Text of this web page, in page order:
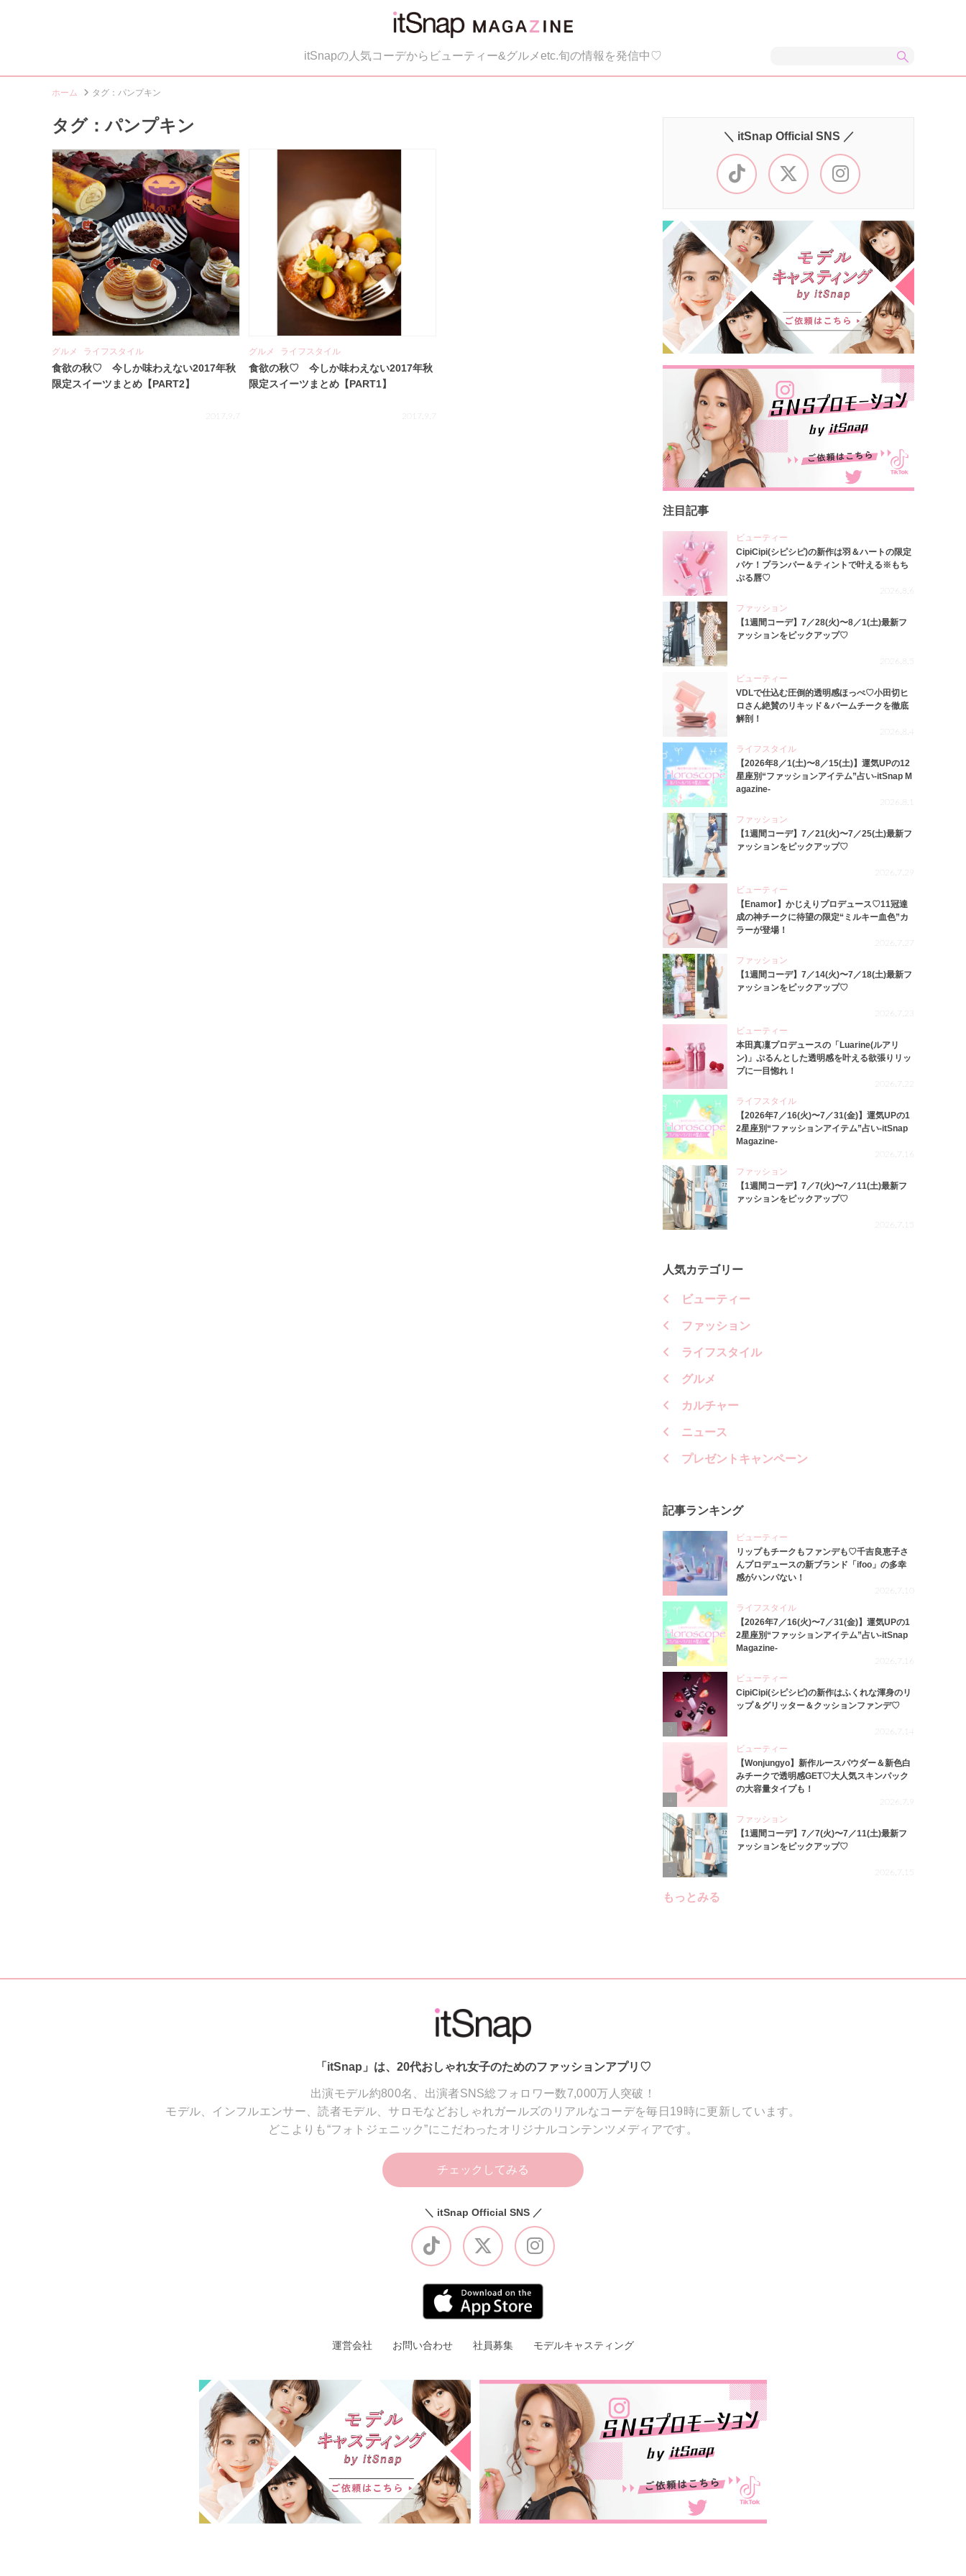
itSnapの人気コーデからビューティー&グルメetc.旬の情報を発信中♡
ホーム タグ：パンプキン
タグ：パンプキン
グルメ ライフスタイル
食欲の秋♡ 今しか味わえない2017年秋
限定スイーツまとめ【PART2】
2017.9.7
グルメ ライフスタイル
食欲の秋♡ 今しか味わえない2017年秋
限定スイーツまとめ【PART1】
2017.9.7
＼ itSnap Official SNS ／
注目記事
ビューティー
CipiCipi(シピシピ)の新作は羽＆ハートの限定
パケ！プランパー＆ティントで叶える※もち
ぷる唇♡
2026.8.6
ファッション
【1週間コーデ】7／28(火)〜8／1(土)最新フ
ァッションをピックアップ♡
2026.8.5
ビューティー
VDLで仕込む圧倒的透明感ほっぺ♡小田切ヒ
ロさん絶賛のリキッド＆バームチークを徹底
解剖！
2026.8.4
ライフスタイル
【2026年8／1(土)〜8／15(土)】運気UPの12
星座別“ファッションアイテム”占い-itSnap M
agazine-
2026.8.1
ファッション
【1週間コーデ】7／21(火)〜7／25(土)最新フ
ァッションをピックアップ♡
2026.7.29
ビューティー
【Enamor】かじえりプロデュース♡11冠達
成の神チークに待望の限定“ミルキー血色”カ
ラーが登場！
2026.7.27
ファッション
【1週間コーデ】7／14(火)〜7／18(土)最新フ
ァッションをピックアップ♡
2026.7.23
ビューティー
本田真凜プロデュースの「Luarine(ルアリ
ン)」ぷるんとした透明感を叶える欲張りリッ
プに一目惚れ！
2026.7.22
ライフスタイル
【2026年7／16(火)〜7／31(金)】運気UPの1
2星座別“ファッションアイテム”占い-itSnap
Magazine-
2026.7.16
ファッション
【1週間コーデ】7／7(火)〜7／11(土)最新フ
ァッションをピックアップ♡
2026.7.15
人気カテゴリー
ビューティー
ファッション
ライフスタイル
グルメ
カルチャー
ニュース
プレゼントキャンペーン
記事ランキング
ビューティー
リップもチークもファンデも♡千吉良恵子さ
んプロデュースの新ブランド「ifoo」の多幸
感がハンパない！
2026.7.10
ライフスタイル
【2026年7／16(火)〜7／31(金)】運気UPの1
2星座別“ファッションアイテム”占い-itSnap
Magazine-
2026.7.16
3
ビューティー
CipiCipi(シピシピ)の新作はふくれな渾身のリ
ップ＆グリッター＆クッションファンデ♡
2026.7.14
4
ビューティー
【Wonjungyo】新作ルースパウダー＆新色白
みチークで透明感GET♡大人気スキンパック
の大容量タイプも！
2026.7.9
ファッション
【1週間コーデ】7／7(火)〜7／11(土)最新フ
ァッションをピックアップ♡
2026.7.15
もっとみる
「itSnap」は、20代おしゃれ女子のためのファッションアプリ♡
出演モデル約800名、出演者SNS総フォロワー数7,000万人突破！
モデル、インフルエンサー、読者モデル、サロモなどおしゃれガールズのリアルなコーデを毎日19時に更新しています。
どこよりも“フォトジェニック”にこだわったオリジナルコンテンツメディアです。
チェックしてみる
＼ itSnap Official SNS ／
運営会社 お問い合わせ 社員募集 モデルキャスティング